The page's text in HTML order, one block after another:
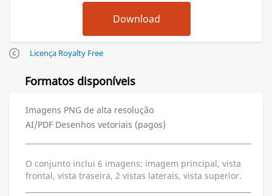
Licença Royalty Free
Formatos disponíveis
Imagens PNG de alta resolução
AI/PDF Desenhos vetoriais (pagos)
O conjunto inclui 6 imagens: imagem principal, vista
frontal, vista traseira, 2 vistas laterais, vista superior.